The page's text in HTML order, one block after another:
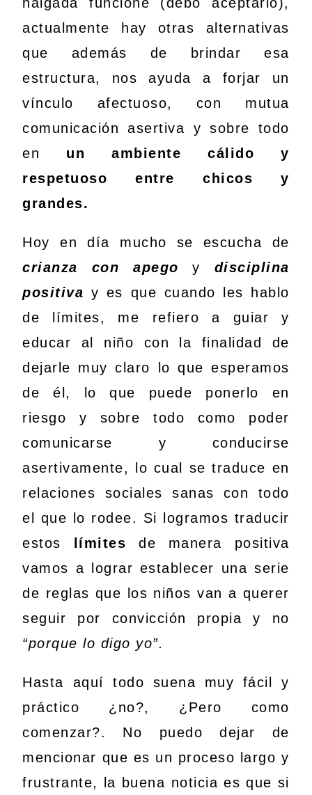
actualmente hay otras alternativas
que además de brindar esa
estructura, nos ayuda a forjar un
vínculo afectuoso, con mutua
comunicación asertiva y sobre todo
en un ambiente cálido y
respetuoso entre chicos y
grandes.
Hoy en día mucho se escucha de
crianza con apego y disciplina
positiva y es que cuando les hablo
de límites, me refiero a guiar y
educar al niño con la finalidad de
dejarle muy claro lo que esperamos
de él, lo que puede ponerlo en
riesgo y sobre todo como poder
comunicarse y conducirse
asertivamente, lo cual se traduce en
relaciones sociales sanas con todo
el que lo rodee. Si logramos traducir
estos
límites de manera positiva
vamos a lograr establecer una serie
de reglas que los niños van a querer
seguir por convicción propia y no
“porque lo digo yo”.
Hasta aquí todo suena muy fácil y
práctico ¿no?, ¿Pero como
comenzar?. No puedo dejar de
mencionar que es un proceso largo y
frustrante, la buena noticia es que si